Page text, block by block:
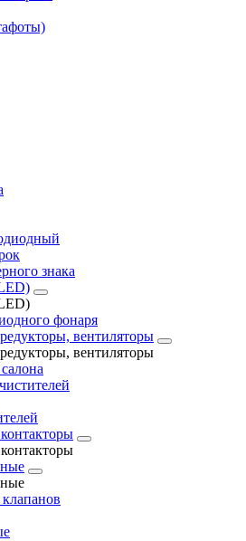
знака
фонаря
вентиляторы
вентиляторы